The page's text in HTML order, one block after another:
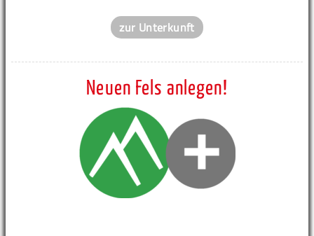
zur Unterkunft
Neuen Fels anlegen!